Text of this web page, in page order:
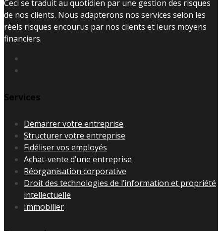
Ceci se traduit au quotidien par une gestion des risques
de nos clients. Nous adapterons nos services selon les
réels risques encourus par nos clients et leurs moyens
financiers.
Services
Démarrer votre entreprise
Structurer votre entreprise
Fidéliser vos employés
Achat-vente d’une entreprise
Réorganisation corporative
Droit des technologies de l’information et propriété
intellectuelle
Immobilier